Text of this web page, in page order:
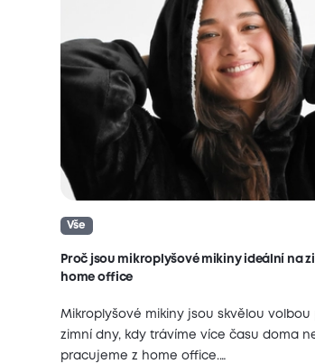
Vše
Proč jsou mikroplyšové mikiny ideální na
home office
Mikroplyšové mikiny jsou skvělou volbou
zimní dny, kdy trávíme více času doma
pracujeme z home office.…